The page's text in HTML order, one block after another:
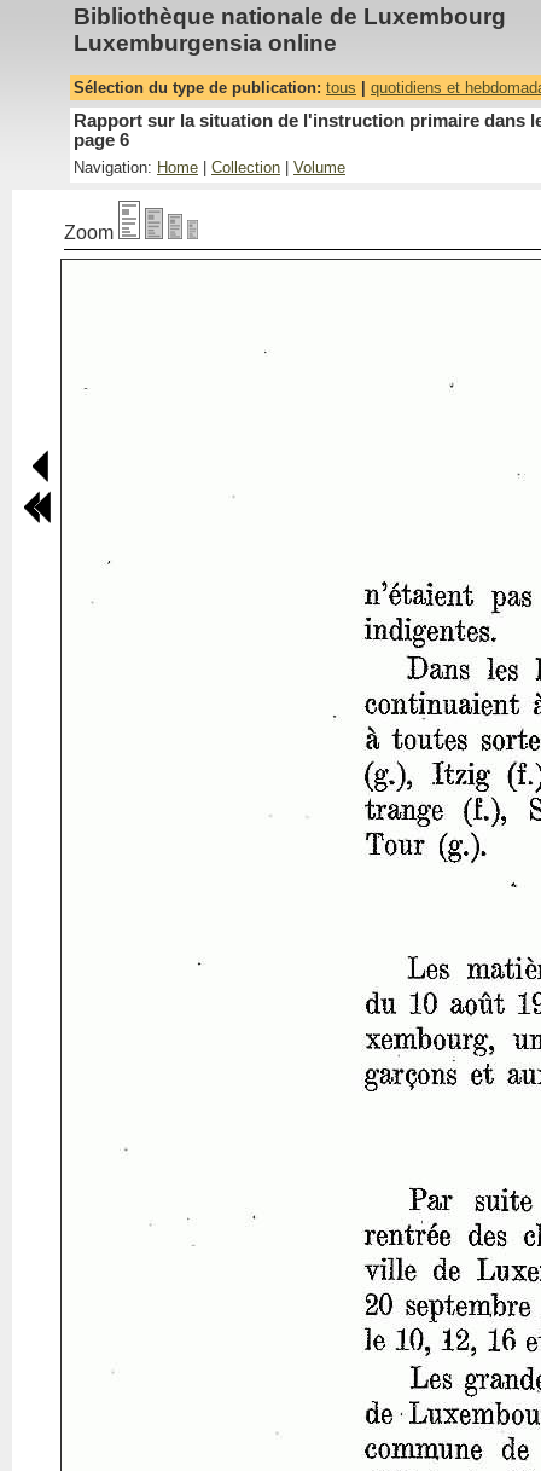
Bibliothèque nationale de Luxembourg
Luxemburgensia online
Sélection du type de publication: tous quotidiens et
Rapport sur la situation de l'instruction primaire dans
page 6
Navigation: Home Collection Volume
Zoom